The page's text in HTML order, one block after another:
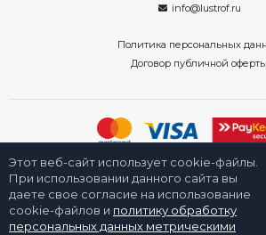
info@lustrof.ru
Политика персональных
Договор публичной оферты
2008-2026 © Интернет-магазин «Люстроф» в
освещения для дома и улицы. Все
Этот веб-сайт использует cookie-файлы.
При использовании данного сайта вы
даете свое согласие на использование
cookie-файлов и политику обработку
персональных данных метрическими